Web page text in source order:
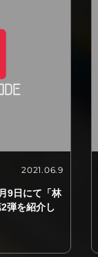
2021.06.9
9日にて「林
弾を紹介し